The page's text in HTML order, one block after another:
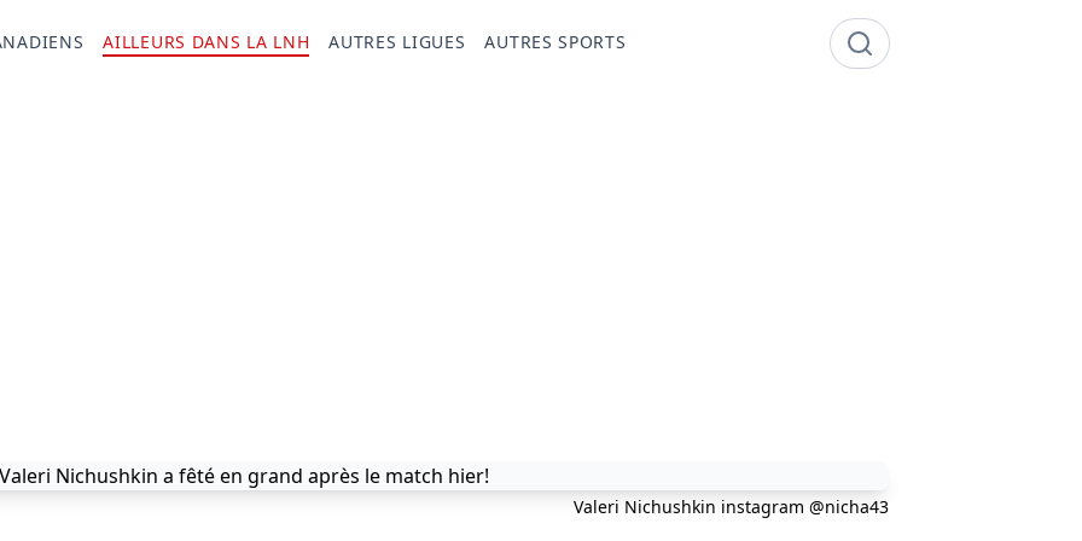
AILLEURS DANS LA LNH AUTRES LIGUES AUTRES SPORTS
Valeri Nichushkin instagram @nicha43